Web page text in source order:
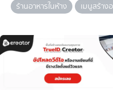
ร้านอาหารในห้าง
เมนูสร้าง